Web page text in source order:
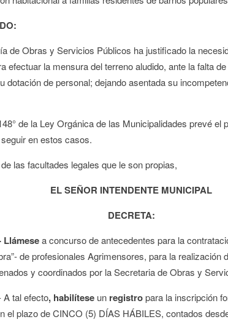
de Obras y Servicios Públicos ha justificado la
efectuar la mensura del terreno aludido, ante la falta
dotación de personal; dejando asentada su
de la Ley Orgánica de las Municipalidades prevé el
en estos casos.
las facultades legales que le son propias,
EL SEÑOR INTENDENTE MUNICIPAL
DECRETA:
Llámesea concurso de antecedentes para la
de profesionales Agrimensores, para la realización
y coordinados por la Secretaria de Obras y
A tal efecto, habilítese un registropara la inscripción
el plazo de CINCO (5) DÍAS HÁBILES, contados